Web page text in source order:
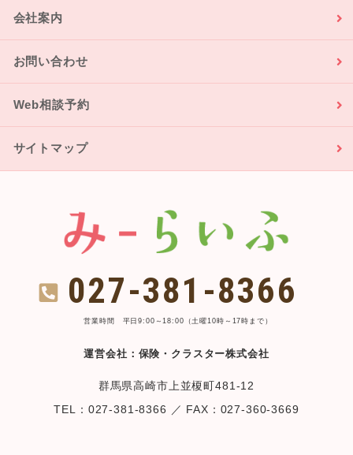
会社案内
お問い合わせ
Web相談予約
サイトマップ
027-381-8366
営業時間 平日9:00～18:00（土曜10時～17時まで）
運営会社：保険・クラスター株式会社
群馬県高崎市上並榎町481-12
TEL：027-381-8366 ／ FAX：027-360-3669